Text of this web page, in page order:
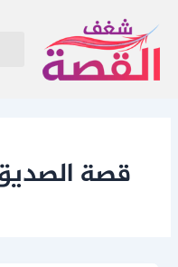
إلى
المحتوى
قصة